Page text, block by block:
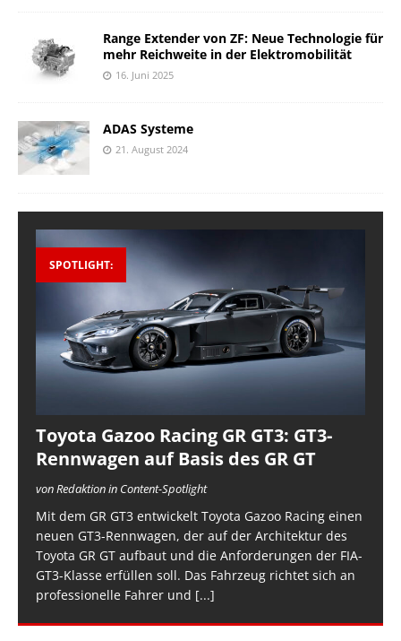
Range Extender von ZF: Neue Technologie für
mehr Reichweite in der Elektromobilität
16. Juni 2025
ADAS Systeme
21. August 2024
SPOTLIGHT:
Toyota Gazoo Racing GR GT3: GT3-
Rennwagen auf Basis des GR GT
von Redaktion in Content-Spotlight
Mit dem GR GT3 entwickelt Toyota Gazoo Racing einen
neuen GT3-Rennwagen, der auf der Architektur des
Toyota GR GT aufbaut und die Anforderungen der FIA-
GT3-Klasse erfüllen soll. Das Fahrzeug richtet sich an
professionelle Fahrer und [...]